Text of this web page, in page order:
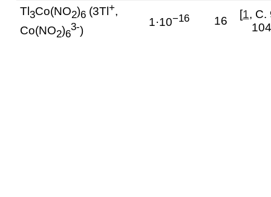
Tl 3Co(NO2)6 (3Tl+,
Co(NO2)6
3-)
1·10−16 16
[1, С.